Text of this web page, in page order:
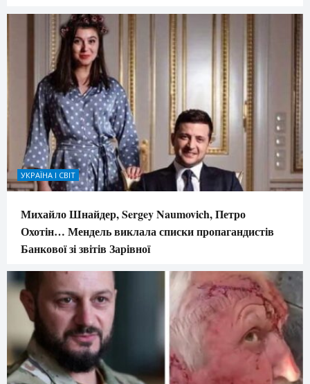
УКРАЇНА І СВІТ
Михайло Шнайдер, Sergey Naumovich, Петро
Охотін… Мендель виклала списки пропагандистів
Банкової зі звітів Зарівної